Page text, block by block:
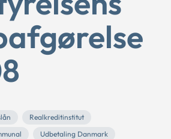
Realkreditinstitut
Udbetaling Danmark